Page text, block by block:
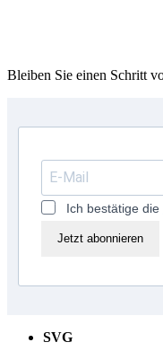
Bleiben Sie einen Schritt
Ich bestätige die
Jetzt abonnieren
SVG